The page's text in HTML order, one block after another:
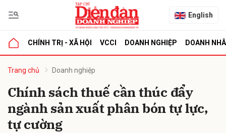
English
CHÍNH TRỊ - XÃ HỘI VCCI DOANH NGHIỆP DOANH
Trang chủ Doanh nghiệp
Chính sách thuế cần thúc đẩy
ngành sản xuất phân bón tự lực,
tự cường
luận